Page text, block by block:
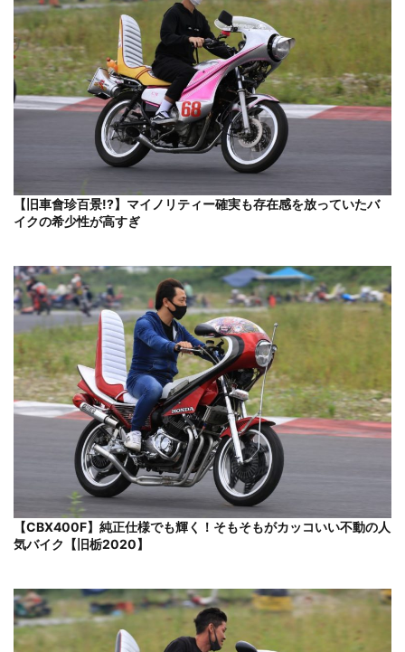
【旧車會珍百景!?】マイノリティー確実も存在感を放っていたバ
イクの希少性が高すぎ
【CBX400F】純正仕様でも輝く！そもそもがカッコいい不動の人
気バイク【旧栃2020】